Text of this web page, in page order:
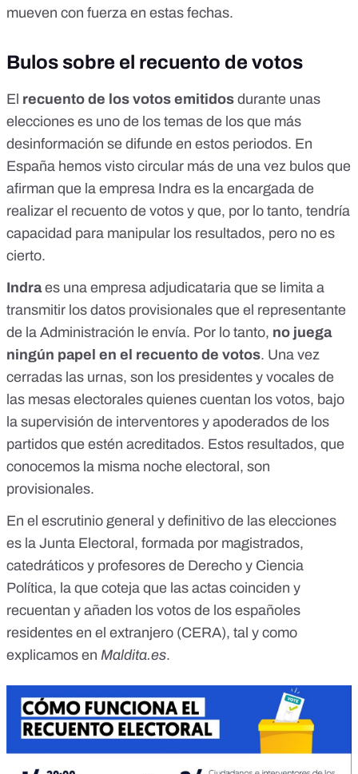
mueven con fuerza en estas fechas.
Bulos sobre el recuento de votos
El recuento de los votos emitidos durante unas
elecciones es uno de los temas de los que más
desinformación se difunde en estos periodos. En
España hemos visto circular más de una vez bulos que
afirman que la empresa Indra es la encargada de
realizar el recuento de votos y que, por lo tanto, tendría
capacidad para manipular los resultados, pero no es
cierto.
Indraes una empresa adjudicataria que se limita a
transmitir los datos provisionales que el representante
de la Administración le envía. Por lo tanto, no juega
ningún papel en el recuento de votos. Una vez
cerradas las urnas, son los presidentes y vocales de
las mesas electorales quienes cuentan los votos, bajo
la supervisión de interventores y apoderados de los
partidos que estén acreditados. Estos resultados, que
conocemos la misma noche electoral, son
provisionales.
En el escrutinio general y definitivo de las elecciones
es la Junta Electoral, formada por magistrados,
catedráticos y profesores de Derecho y Ciencia
Política, la que coteja que las actas coinciden y
recuentan y añaden los votos de los españoles
residentes en el extranjero (CERA), tal y como
explicamos en Maldita.es.